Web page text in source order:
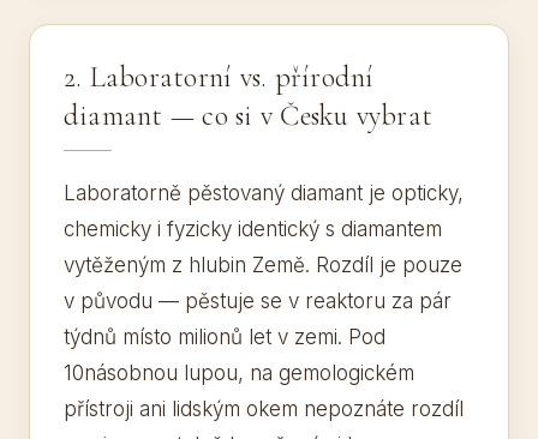
2. Laboratorní vs. přírodní
diamant — co si v Česku vybrat
Laboratorně pěstovaný diamant je opticky,
chemicky i fyzicky identický s diamantem
vytěženým z hlubin Země. Rozdíl je pouze
v původu — pěstuje se v reaktoru za pár
týdnů místo milionů let v zemi. Pod
10násobnou lupou, na gemologickém
přístroji ani lidským okem nepoznáte rozdíl